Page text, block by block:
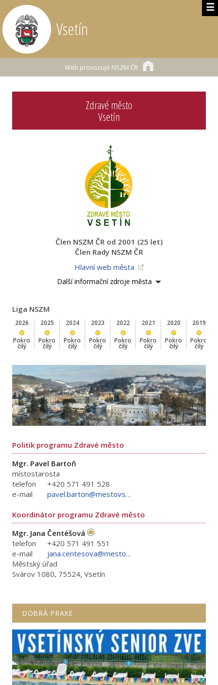
☰
Vsetín
Web provozuje NSZM ČR
Zdravé město
Vsetín
Člen NSZM ČR od 2001 (25 let)
Člen Rady NSZM ČR
Hlavní web města
Další informační zdroje města
Liga NSZM
2026
Pokro
čilý
2025
Pokro
čilý
2024
Pokro
čilý
2023
Pokro
čilý
2022
Pokro
čilý
2021
Pokro
čilý
2020
Pokro
čilý
2019
Pokro
čilý
Politik programu Zdravé město
Mgr. Pavel Bartoň
místostarosta
telefon
+420 571 491 528
e-mail
pavel.barton@mestovsetin.cz
Koordinátor programu Zdravé město
Mgr. Jana Čentéšová
telefon
+420 571 491 551
e-mail
jana.centesova@mestovsetin.cz
Městský úřad
Svárov 1080, 75524, Vsetín
DOBRÁ PRAXE